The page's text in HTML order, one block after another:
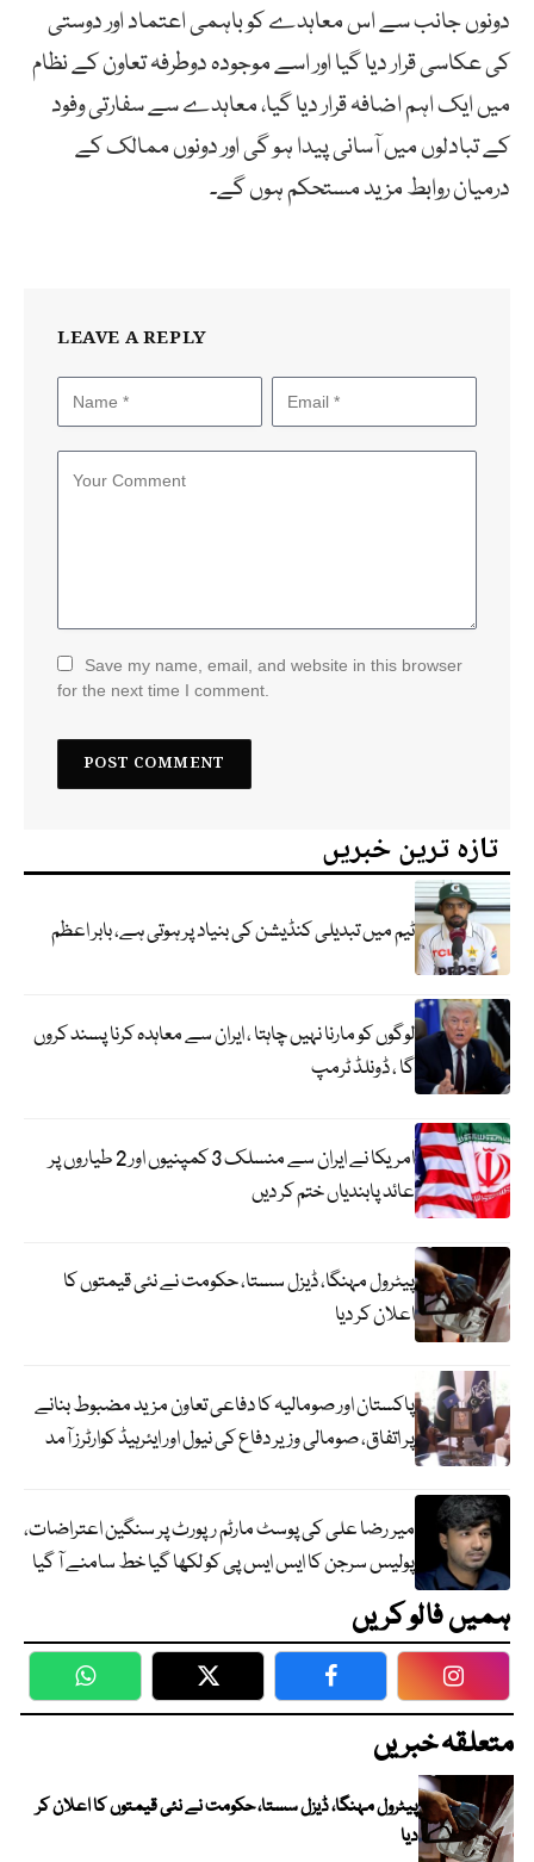
دونوں جانب سے اس معاہدے کو باہمی اعتماد اور دوستی
کی عکاسی قرار دیا گیا اور اسے موجودہ دوطرفہ تعاون کے نظام
میں ایک اہم اضافہ قرار دیا گیا، معاہدے سے سفارتی وفود
کے تبادلوں میں آسانی پیدا ہو گی اور دونوں ممالک کے
درمیان روابط مزید مستحکم ہوں گے۔
LEAVE A REPLY
Save my name, email, and website in this browser
for the next time I comment.
تازہ ترین خبریں
ٹیم میں تبدیلی کنڈیشن کی بنیاد پر ہوتی ہے، بابر اعظم
لوگوں کو مارنا نہیں چاہتا ، ایران سے معاہدہ کرنا پسند کروں
گا ، ڈونلڈ ٹرمپ
امریکا نے ایران سے منسلک 3 کمپنیوں اور 2 طیاروں پر
عائد پابندیاں ختم کر دیں
پیٹرول مہنگا، ڈیزل سستا، حکومت نے نئی قیمتوں کا
اعلان کر دیا
پاکستان اور صومالیہ کا دفاعی تعاون مزید مضبوط بنانے
پر اتفاق، صومالی وزیر دفاع کی نیول اور ایئرہیڈ کوارٹرز آمد
میر رضا علی کی پوسٹ مارٹم رپورٹ پر سنگین اعتراضات،
پولیس سرجن کا ایس ایس پی کو لکھا گیا خط سامنے آ گیا
ہمیں فالو کریں
WhatsApp Twitter Facebook
متعلقہ خبریں
پیٹرول مہنگا، ڈیزل سستا، حکومت نے نئی قیمتوں کا اعلان کر
دیا